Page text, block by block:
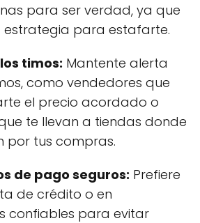
para ser verdad, ya que
estrategia para estafarte.
timos: Mantente alerta
como vendedores que
el precio acordado o
te llevan a tiendas donde
por tus compras.
de pago seguros: Prefiere
de crédito o en
confiables para evitar